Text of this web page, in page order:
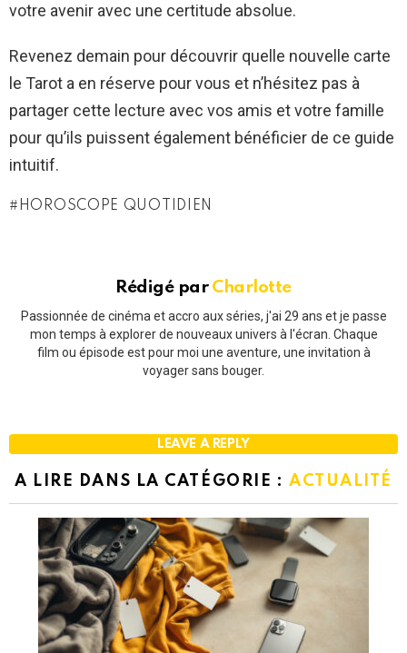
votre avenir avec une certitude absolue.
Revenez demain pour découvrir quelle nouvelle carte
le Tarot a en réserve pour vous et n’hésitez pas à
partager cette lecture avec vos amis et votre famille
pour qu’ils puissent également bénéficier de ce guide
intuitif.
HOROSCOPE QUOTIDIEN
Rédigé par Charlotte
Passionnée de cinéma et accro aux séries, j'ai 29 ans et je passe
mon temps à explorer de nouveaux univers à l'écran. Chaque
film ou épisode est pour moi une aventure, une invitation à
voyager sans bouger.
LEAVE A REPLY
A LIRE DANS LA CATÉGORIE : ACTUALITÉ